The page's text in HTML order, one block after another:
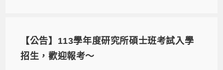
【公告】113學年度研究所碩士班考試入學
招生，歡迎報考～